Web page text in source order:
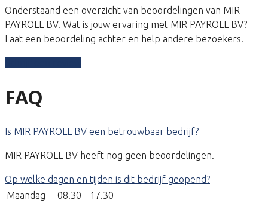
Onderstaand een overzicht van beoordelingen van MIR
PAYROLL BV. Wat is jouw ervaring met MIR PAYROLL BV?
Laat een beoordeling achter en help andere bezoekers.
FAQ
Is MIR PAYROLL BV een betrouwbaar bedrijf?
MIR PAYROLL BV heeft nog geen beoordelingen.
Op welke dagen en tijden is dit bedrijf geopend?
Maandag
08.30 - 17.30